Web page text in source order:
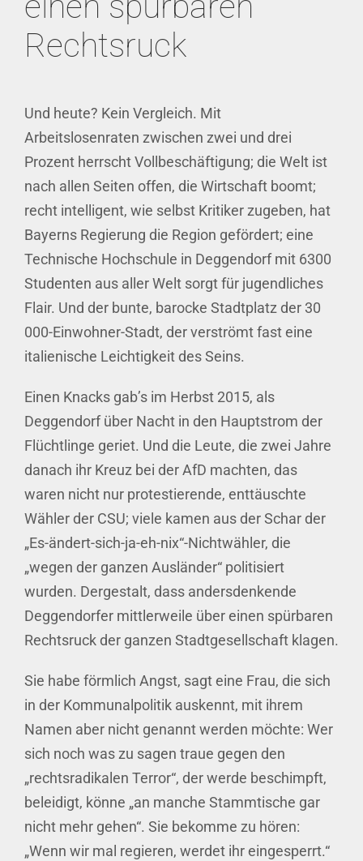
Rechtsruck
Und heute? Kein Vergleich. Mit
Arbeitslosenraten zwischen zwei und drei
Prozent herrscht Vollbeschäftigung; die Welt ist
nach allen Seiten offen, die Wirtschaft boomt;
recht intelligent, wie selbst Kritiker zugeben, hat
Bayerns Regierung die Region gefördert; eine
Technische Hochschule in Deggendorf mit 6300
Studenten aus aller Welt sorgt für jugendliches
Flair. Und der bunte, barocke Stadtplatz der 30
000-Einwohner-Stadt, der verströmt fast eine
italienische Leichtigkeit des Seins.
Einen Knacks gab’s im Herbst 2015, als
Deggendorf über Nacht in den Hauptstrom der
Flüchtlinge geriet. Und die Leute, die zwei Jahre
danach ihr Kreuz bei der AfD machten, das
waren nicht nur protestierende, enttäuschte
Wähler der CSU; viele kamen aus der Schar der
„Es-ändert-sich-ja-eh-nix“-Nichtwähler, die
„wegen der ganzen Ausländer“ politisiert
wurden. Dergestalt, dass andersdenkende
Deggendorfer mittlerweile über einen spürbaren
Rechtsruck der ganzen Stadtgesellschaft klagen.
Sie habe förmlich Angst, sagt eine Frau, die sich
in der Kommunalpolitik auskennt, mit ihrem
Namen aber nicht genannt werden möchte: Wer
sich noch was zu sagen traue gegen den
„rechtsradikalen Terror“, der werde beschimpft,
beleidigt, könne „an manche Stammtische gar
nicht mehr gehen“. Sie bekomme zu hören:
„Wenn wir mal regieren, werdet ihr eingesperrt.“